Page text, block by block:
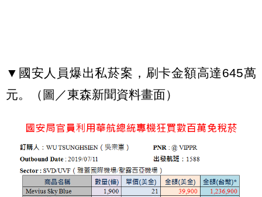
▼國安人員爆出私菸案，刷卡金額高達645萬
元。（圖／東森新聞資料畫面）